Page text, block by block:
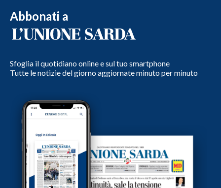
Abbonati a
Sfoglia il quotidiano online e sul tuo smartphone
Tutte le notizie del giorno aggiornate minuto per minuto